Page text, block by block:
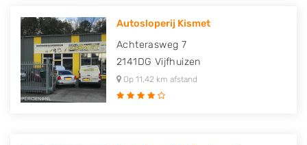
Autosloperij Kismet
Achterasweg 7
2141DG Vijfhuizen
Op 11,42 km afstand